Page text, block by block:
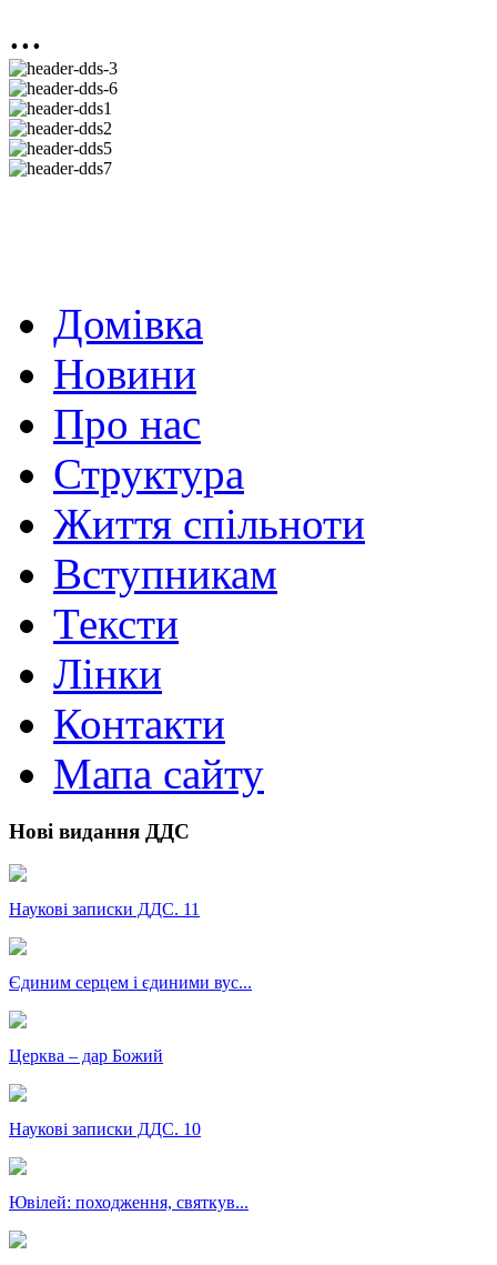
...
Домівка
Новини
Про нас
Структура
Життя спільноти
Вступникам
Тексти
Лінки
Контакти
Мапа сайту
Нові видання ДДС
Наукові записки ДДС. 11
Єдиним серцем і єдиними вус...
Церква – дар Божий
Наукові записки ДДС. 10
Ювілей: походження, святкув...